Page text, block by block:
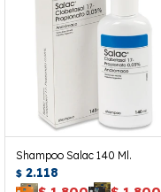
Shampoo Salac 140 Ml.
$ 2.118